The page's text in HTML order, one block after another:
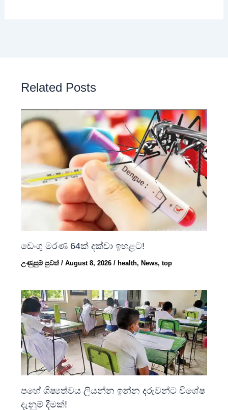
Related Posts
ඩෙංගු මරණ 64ක් දක්වා ඉහළට!
උණුසුම් පුවත්/August 8, 2026/ health, News,top
පහේ ශිෂ්‍යත්වය ලියන්න ඉන්න දරුවන්ට විශේෂ
දැනුම් දීමක්!